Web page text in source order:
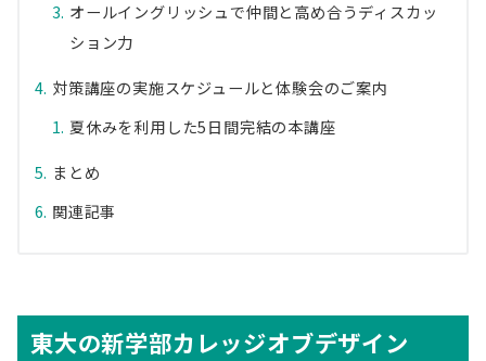
オールイングリッシュで仲間と高め合うディスカッ
ション力
対策講座の実施スケジュールと体験会のご案内
夏休みを利用した5日間完結の本講座
まとめ
関連記事
東大の新学部カレッジオブデザイン